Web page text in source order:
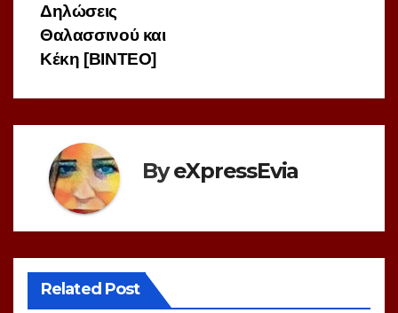
Δηλώσεις
Θαλασσινού και
Κέκη [ΒΙΝΤΕΟ]
ByeXpressEvia
Related Post